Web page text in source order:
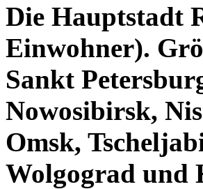
Die Hauptstadt
Einwohner).
Sankt
Nowosibirsk,
Omsk,
Wolgograd und